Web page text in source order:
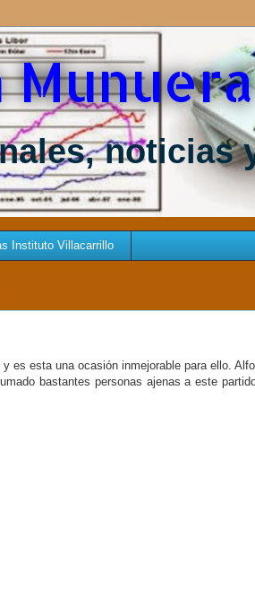
Munuera
noticias
Instituto Villacarrillo
es esta una ocasión inmejorable para ello.
bastantes personas ajenas a este